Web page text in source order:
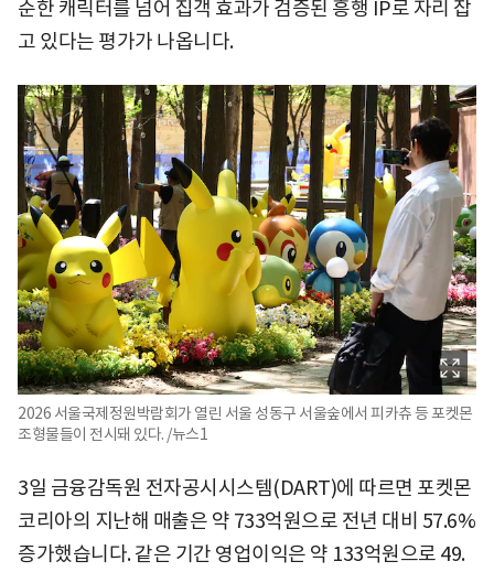
순한 캐릭터를 넘어 집객 효과가 검증된 흥행 IP로 자리 잡
고 있다는 평가가 나옵니다.
2026 서울국제정원박람회가 열린 서울 성동구 서울숲에서 피카츄 등 포켓몬
조형물들이 전시돼 있다. /뉴스1
3일 금융감독원 전자공시시스템(DART)에 따르면 포켓몬
코리아의 지난해 매출은 약 733억원으로 전년 대비 57.6%
증가했습니다. 같은 기간 영업이익은 약 133억원으로 49.